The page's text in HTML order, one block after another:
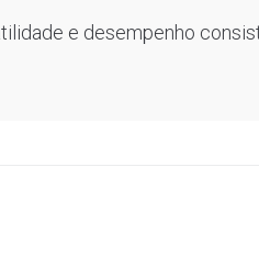
e desempenho